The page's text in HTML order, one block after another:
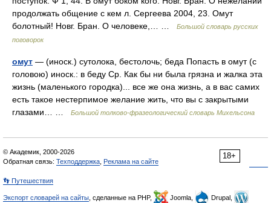
продолжать общение с кем л. Сергеева 2004, 23. Омут
болотный! Новг. Бран. О человеке,… …
Большой словарь русских
поговорок
омут — (иноск.) сутолока, бестолочь; беда Попасть в омут (с
головою) иноск.: в беду Ср. Как бы ни была грязна и жалка эта
жизнь (маленького городка)... все же она жизнь, а в вас самих
есть такое нестерпимое желание жить, что вы с закрытыми
глазами… …
Большой толково-фразеологический словарь Михельсона
18+
© Академик, 2000-2026
Обратная связь: Техподдержка Реклама на сайте
👣 Путешествия
Экспорт словарей на сайты , сделанные на PHP, Joomla, Drupal,